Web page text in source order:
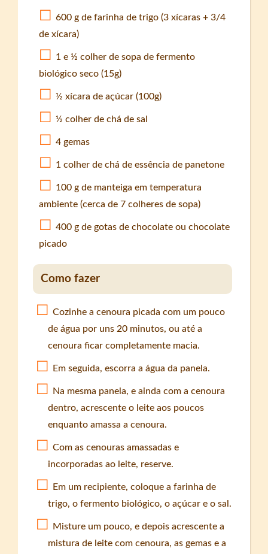
600 g de farinha de trigo (3 xícaras + 3/4
de xícara)
1 e ½ colher de sopa de fermento
biológico seco (15g)
½ xícara de açúcar (100g)
½ colher de chá de sal
4 gemas
1 colher de chá de essência de panetone
100 g de manteiga em temperatura
ambiente (cerca de 7 colheres de sopa)
400 g de gotas de chocolate ou chocolate
picado
Como fazer
Cozinhe a cenoura picada com um pouco
de água por uns 20 minutos, ou até a
cenoura ficar completamente macia.
Em seguida, escorra a água da panela.
Na mesma panela, e ainda com a cenoura
dentro, acrescente o leite aos poucos
enquanto amassa a cenoura.
Com as cenouras amassadas e
incorporadas ao leite, reserve.
Em um recipiente, coloque a farinha de
trigo, o fermento biológico, o açúcar e o sal.
Misture um pouco, e depois acrescente a
mistura de leite com cenoura, as gemas e a